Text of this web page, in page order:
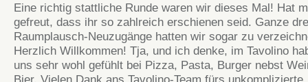
Eine richtig stattliche Runde waren wir dieses Mal! Hat
gefreut, dass ihr so zahlreich erschienen seid. Ganze
Raumplausch-Neuzugänge hatten wir sogar zu
Herzlich Willkommen! Tja, und ich denke, im Tavolino
uns sehr wohl gefühlt bei Pizza, Pasta, Burger nebst
Bier. Vielen Dank ans Tavolino-Team fürs unkomplizierte